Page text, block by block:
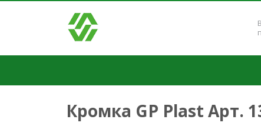
Кромка GP Plast Арт.